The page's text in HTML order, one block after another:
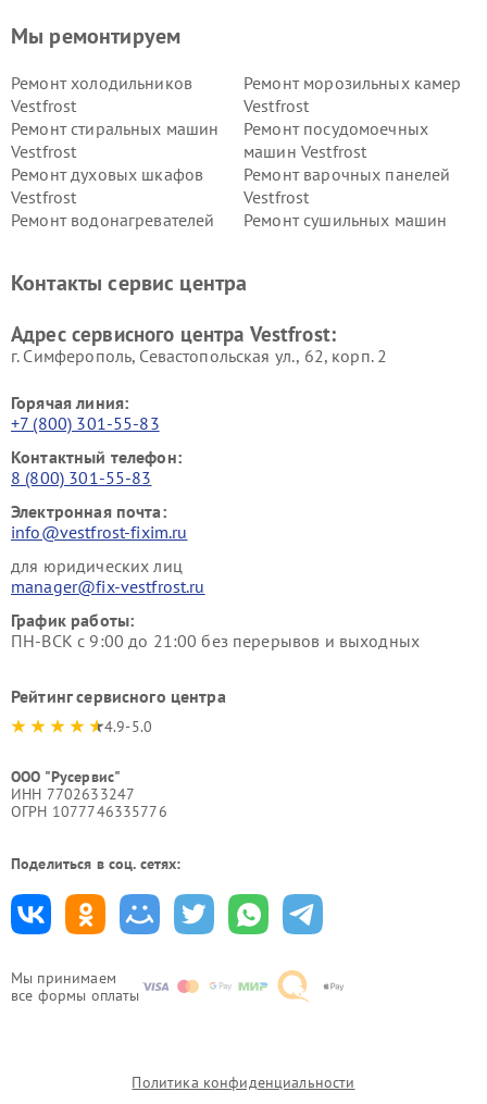
Мы принимаем
все формы оплаты
Мы ремонтируем
Ремонт холодильников
Vestfrost
Ремонт морозильных камер
Vestfrost
Ремонт стиральных машин
Vestfrost
Ремонт посудомоечных
машин Vestfrost
Ремонт духовых шкафов
Vestfrost
Ремонт варочных панелей
Vestfrost
Ремонт водонагревателей
Ремонт сушильных машин
Vestfrost
Контакты сервис центра
Адрес сервисного центра Vestfrost:
г. Симферополь, Севастопольская ул., 62, корп. 2
Горячая линия:
+7 (800) 301-55-83
Контактный телефон:
8 (800) 301-55-83
Электронная почта:
info@vestfrost-fixim.ru
для юридических лиц
manager@fix-vestfrost.ru
График работы:
ПН-ВСК с 9:00 до 21:00 без перерывов и выходных
Рейтинг сервисного центра
4.9-5.0
ООО "Русервис"
ИНН 7702633247
ОГРН 1077746335776
Поделиться в соц. сетях:
Политика конфиденциальности